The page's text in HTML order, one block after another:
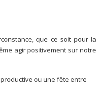
que ce soit pour la
agir positivement sur notre
ou une fête entre